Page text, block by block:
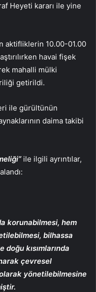
Heyeti kararı ile yine
aktifliklerin 10.00-01.00
havai fişek
mahalli mülki
getirildi.
ile gürültünün
daima takibi
ile ilgili ayrıntılar,
korunabilmesi, hem
bilhassa
kısımlarında
çevresel
yönetilebilmesine